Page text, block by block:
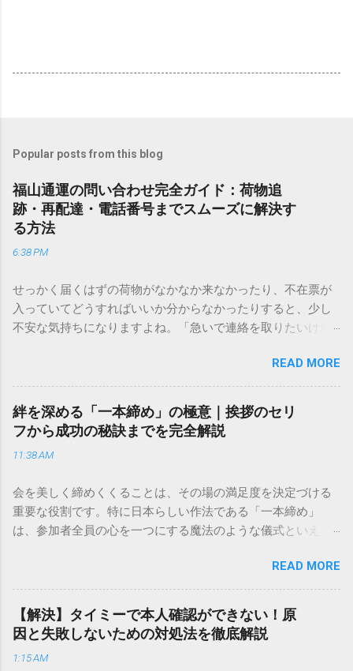
Popular posts from this blog
福山通運の問い合わせ完全ガイド：荷物追
跡・再配達・電話番号までスムーズに解決す
る方法
6:38 PM
せっかく届くはずの荷物がなかなか来なかったり、不在票が
入っていてどうすればいいか分からなかったりすると、少し
不安な気持ちになりますよね。「急いで連絡を取りたいけれ
きできる？」といった疑問を抱える方も多いはずです。 福山
通運は企業間物流のイメージが強いかもしれませんが、個人
向けの宅配サービスも非常に充実しています。大切なのは、
目的に合わせた適切な連絡先を選ぶことです。この記事で
は、荷物の追跡確認から営業所への電話連絡、再配達の依頼
手順まで、初めての方でも迷わずに解決できる方法を詳しく
本全国に広範なネットワークを持つ大手運送会社です。特に
重量物や大型の荷物、そして企業間の輸送において圧倒的な
実績を誇ります。 個人で利用する場合、他の宅配業者と少し
いう特徴があります。地域に密着した各拠点が配送をコント
ロールしているため、現場の状況に合わせた柔軟な相談がし
やすいのがメリットです。まずは、今抱えている悩みがどの
サービスで解決できるかを確認していきましょう。 1. 荷物の
READ MORE
絆を深める「一本締め」の極意｜挨拶のセリ
フから成功の秘訣までを完全解説
11:38 AM
会を美しく締めくくることは、その場の満足度を決定づける
重要な役割です。特に日本らしい作法である「一本締め」
は、参加者全員の心を一つにする魔法のような儀式といえる
「手拍子のリズムに自信がない」と不安を感じる方も多いは
ずです。この記事では、ビジネスからカジュアルな集まりま
で、どのような場面でも堂々と立ち振る舞えるための「一本
締め」の作法を、基礎知識から具体的なセリフ例まで丁寧に
解説します。 一本締めとは？その本質と効果 一本締めは、単
に手を叩いて終わらせる作業ではありません。その時間、そ
READ MORE
【解決】タイミーで本人確認ができない！原
因と失敗しないための対処法を徹底解説
1:15 AM